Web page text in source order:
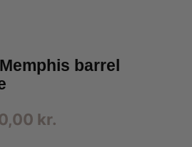
barrel
kr.